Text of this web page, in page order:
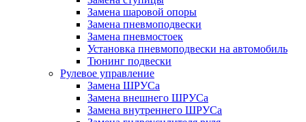
Замена шаровой опоры
Замена пневмоподвески
Замена пневмостоек
Установка пневмоподвески на автомобиль
Тюнинг подвески
Рулевое управление
Замена ШРУСа
Замена внешнего ШРУСа
Замена внутреннего ШРУСа